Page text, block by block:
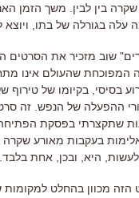
בין לבין. משך הזמן
עלה בגורלה של בתו,
שוב מזכיר את
המפוכחת שהעולם אינו
בסיסי, בקיומו של
ההפעלה של הנפש. זה
שתקצרתי בפסקת
בעקבות מאורע
היא, ובכן, אחת בלבד.
הזה מכוון בהחלט למקומות